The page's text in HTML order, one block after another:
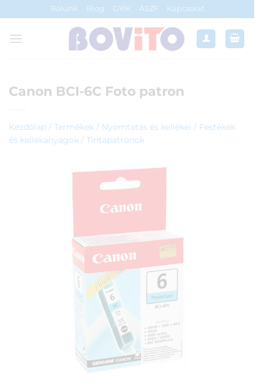
to
content
Rólunk Blog GYIK ÁSZF Kapcsolat
Canon BCI-6C Foto patron
Kezdőlap / Termékek / Nyomtatás és kellékei / Festékek
és kellékanyagok / Tintapatronok